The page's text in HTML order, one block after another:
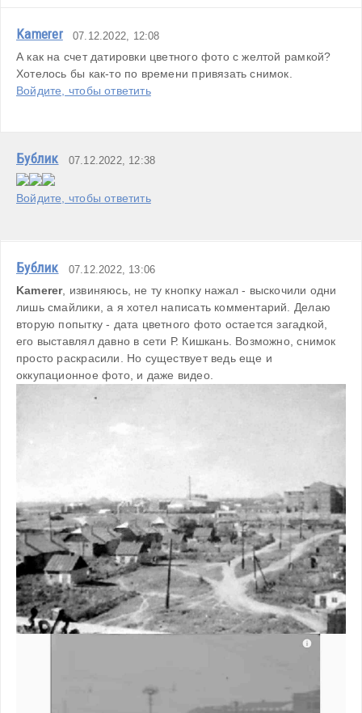
Kamerer 07.12.2022, 12:08
А как на счет датировки цветного фото с желтой рамкой?
Хотелось бы как-то по времени привязать снимок.
Войдите, чтобы ответить
Бублик 07.12.2022, 12:38
Войдите, чтобы ответить
Бублик 07.12.2022, 13:06
Kamerer, извиняюсь, не ту кнопку нажал - выскочили одни
лишь смайлики, а я хотел написать комментарий. Делаю
вторую попытку - дата цветного фото остается загадкой,
его выставлял давно в сети Р. Кишкань. Возможно, снимок
просто раскрасили. Но существует ведь еще и
оккупационное фото, и даже видео.